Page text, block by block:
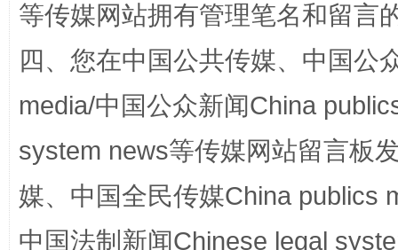
完善运行机制助力责任有效落实 一纸欠
等传媒网站拥有管理笔名和留言
四、您在中国公共传媒、中国公
media/中国公众新闻China
system news等传媒网站留言板
媒、中国全民传媒China publics
中国法制新闻Chinese legal